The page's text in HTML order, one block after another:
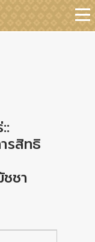
รสิทธิ
ชา